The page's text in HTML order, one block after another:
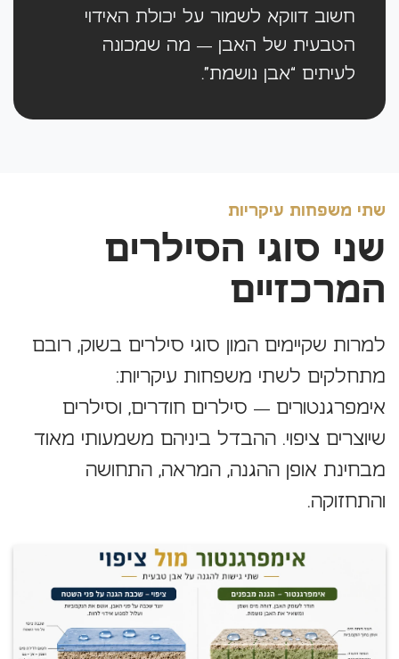
חשוב דווקא לשמור על יכולת האידוי
הטבעית של האבן — מה שמכונה
לעיתים “אבן נושמת”.
שתי משפחות עיקריות
שני סוגי הסילרים
המרכזיים
למרות שקיימים המון סוגי סילרים בשוק, רובם
מתחלקים לשתי משפחות עיקריות:
אימפרגנטורים — סילרים חודרים, וסילרים
שיוצרים ציפוי. ההבדל ביניהם משמעותי מאוד
מבחינת אופן ההגנה, המראה, התחושה
והתחזוקה.